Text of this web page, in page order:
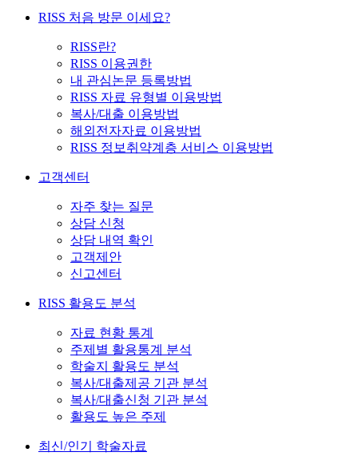
RISS 처음 방문 이세요?
RISS란?
RISS 이용권한
내 관심논문 등록방법
RISS 자료 유형별 이용방법
복사/대출 이용방법
해외전자자료 이용방법
RISS 정보취약계층 서비스 이용방법
고객센터
자주 찾는 질문
상담 신청
상담 내역 확인
고객제안
신고센터
RISS 활용도 분석
자료 현황 통계
주제별 활용통계 분석
학술지 활용도 분석
복사/대출제공 기관 분석
복사/대출신청 기관 분석
활용도 높은 주제
최신/인기 학술자료